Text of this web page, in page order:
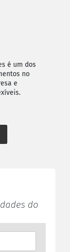
é um dos
no
e
do